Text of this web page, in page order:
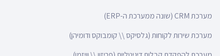
מערכת CRM (שונה ממערכת ה-ERP)
מערכת שירות לקוחות (גלסיקס \\ קומבוקס ודומיהן)